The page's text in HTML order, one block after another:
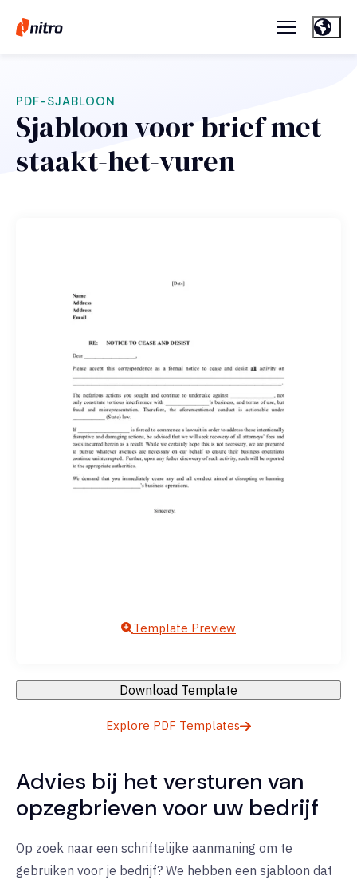
PDF-SJABLOON
Sjabloon voor brief met
staakt-het-vuren
Template Preview
Download Template
Explore PDF Templates
Advies bij het versturen van
opzegbrieven voor uw bedrijf
Op zoek naar een schriftelijke aanmaning om te
gebruiken voor je bedrijf? We hebben een sjabloon dat